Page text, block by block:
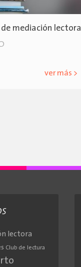
de mediación lectora
ver más >
lectora
Club de lectura